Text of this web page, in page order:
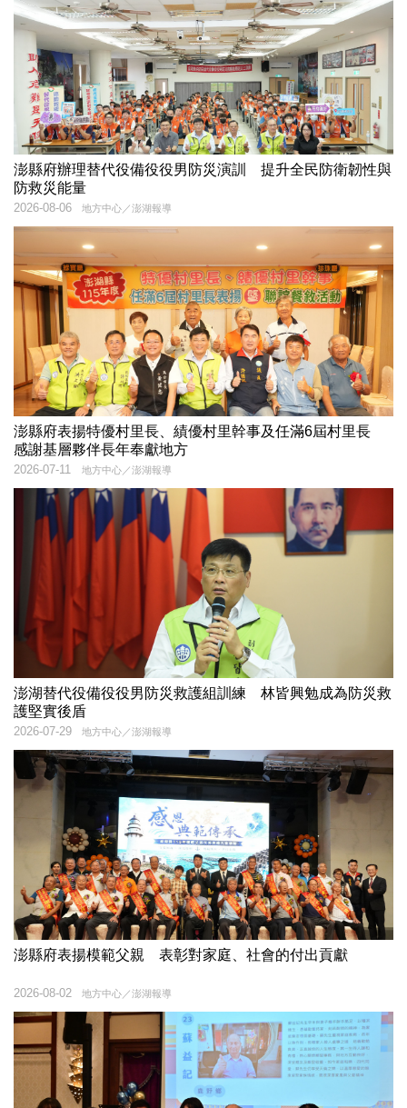
澎縣府辦理替代役備役役男防災演訓 提升全民防衛韌性與
防救災能量
地方中心／澎湖報導
2026-08-06
澎縣府表揚特優村里長、績優村里幹事及任滿6屆村里長
感謝基層夥伴長年奉獻地方
地方中心／澎湖報導
2026-07-11
澎湖替代役備役役男防災救護組訓練 林皆興勉成為防災救
護堅實後盾
地方中心／澎湖報導
2026-07-29
澎縣府表揚模範父親 表彰對家庭、社會的付出貢獻
地方中心／澎湖報導
2026-08-02